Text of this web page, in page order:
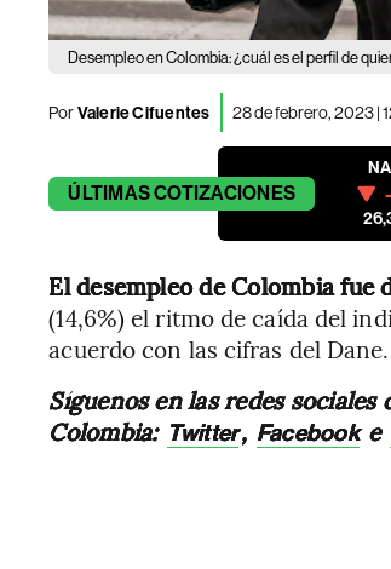
Desempleo en Colombia: ¿cuál es el perfil de
PorValerie Cifuentes 28 de febrero, 2023 |
ÚLTIMASCOTIZACIONES
El desempleo de Colombia fue
(14,6%) el ritmo de caída del
acuerdo con las cifras del Dane.
Síguenos en las redes sociales
Colombia: Twitter, Facebooke